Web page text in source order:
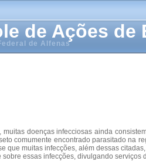
de Ações de
de Alfenas
muitas doenças infecciosas ainda
comumente encontrado parasitado na
que muitas infecções, além dessas
sobre essas infecções, divulgando